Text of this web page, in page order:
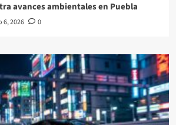
avances ambientales en Puebla
6, 2026 0